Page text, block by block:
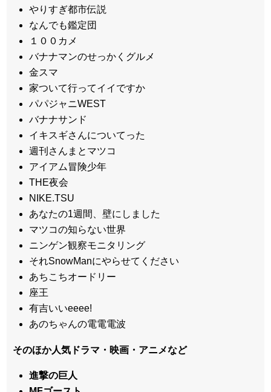
やりすぎ都市伝説
なんでも鑑定団
１００カメ
バナナマンのせっかくグルメ
金スマ
家ついて行ってイイですか
パパジャニWEST
バナナサンド
イキスギさんについてった
週刊さんまとマツコ
アイアム冒険少年
THE夜会
NIKE.TSU
あなたの1週間、壁にしました
マツコの知らない世界
ニンゲン観察モニタリング
それSnowManにやらせてください
あちこちオードリー
座王
有吉いいeeee!
あのちゃんの電電電波
そのほか人気ドラマ・映画・アニメなど
進撃の巨人